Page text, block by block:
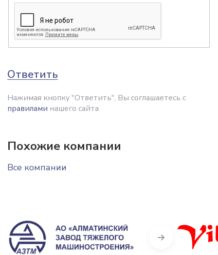
Ответить
Нажимая кнопку "Ответить", Вы соглашаетесь с
правилами нашего сайта
Похожие компании
Все компании
Next